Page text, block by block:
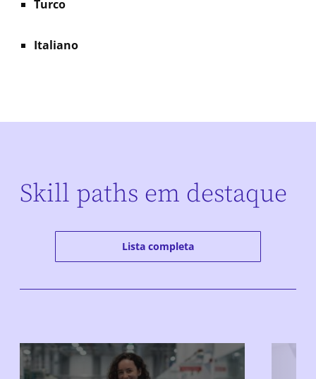
Turco
Italiano
Skill paths em destaque
Lista completa